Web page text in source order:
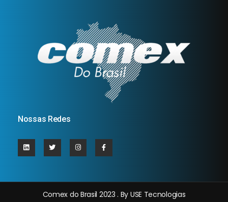
Nossas Redes
Comex do Brasil 2023 . By USE Tecnologias